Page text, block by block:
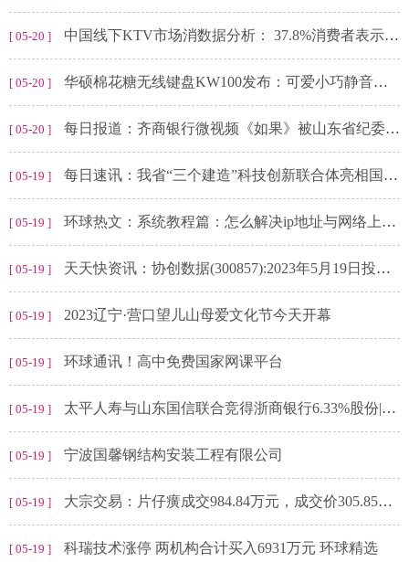
[ 05-20 ] 中国线下KTV市场消数据分析： 37.8%消费者表示会选择线下KTV
[ 05-20 ] 华硕棉花糖无线键盘KW100发布：可爱小巧静音设计，三设备连接_全球信息
[ 05-20 ] 每日报道：齐商银行微视频《如果》被山东省纪委监委评为二等奖
[ 05-19 ] 每日速讯：我省“三个建造”科技创新联合体亮相国际绿建大会
[ 05-19 ] 环球热文：系统教程篇：怎么解决ip地址与网络上的其他系统有冲突不能上网
[ 05-19 ] 天天快资讯：协创数据(300857):2023年5月19日投资者关系活动记录表
[ 05-19 ] 2023辽宁·营口望儿山母爱文化节今天开幕
[ 05-19 ] 环球通讯！高中免费国家网课平台
[ 05-19 ] 太平人寿与山东国信联合竞得浙商银行6.33%股份|全球要闻
[ 05-19 ] 宁波国馨钢结构安装工程有限公司
[ 05-19 ] 大宗交易：片仔癀成交984.84万元，成交价305.85元（05-19） 全球最资讯
[ 05-19 ] 科瑞技术涨停 两机构合计买入6931万元 环球精选